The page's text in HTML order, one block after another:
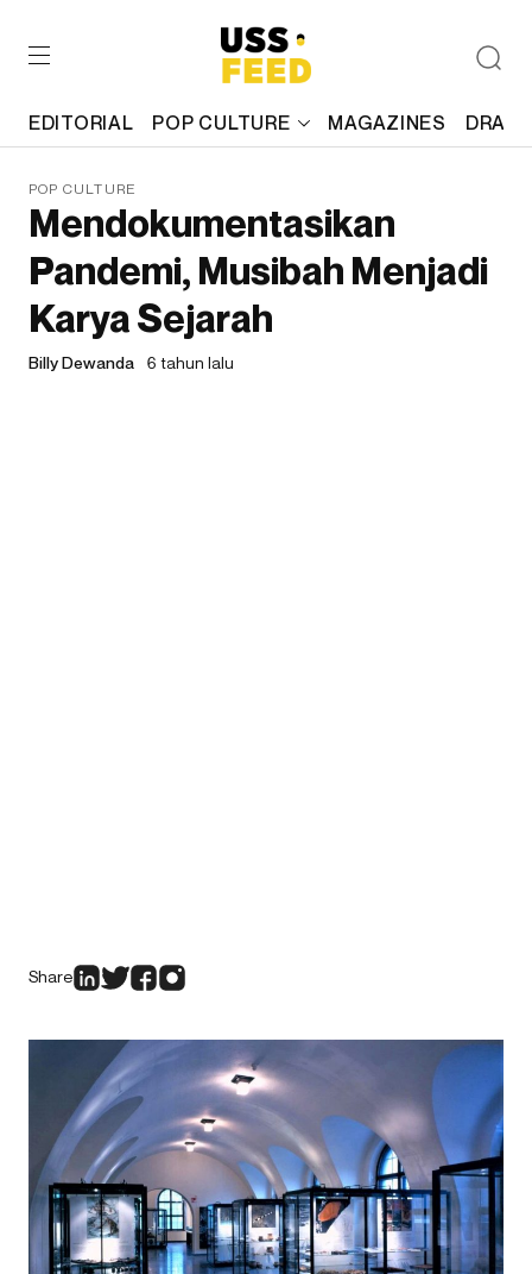
EDITORIAL POP CULTURE MAGAZINES
POP CULTURE
Mendokumentasikan
Pandemi, Musibah Menjadi
Karya Sejarah
Billy Dewanda 6 tahun lalu
Share